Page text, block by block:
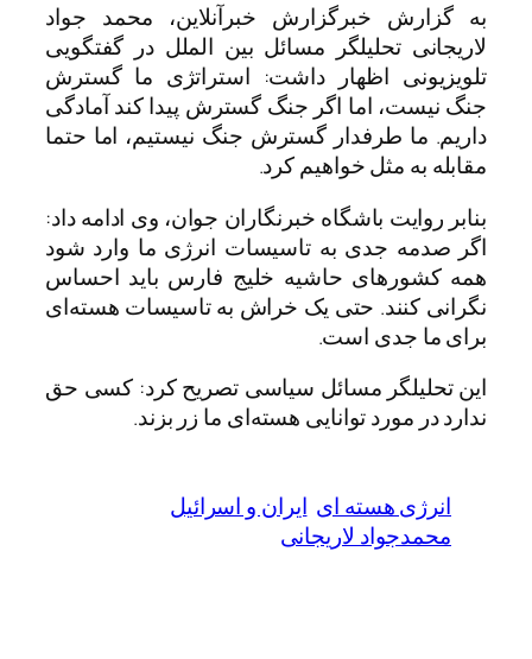
به گزارش خبرگزارش خبرآنلاین، محمد جواد
لاریجانی تحلیلگر مسائل بین الملل در گفتگویی
تلویزیونی اظهار داشت: استراتژی ما گسترش
جنگ نیست، اما اگر جنگ گسترش پیدا کند آمادگی
داریم. ما طرفدار گسترش جنگ نیستیم، اما حتما
مقابله به مثل خواهیم کرد.
بنابر روایت باشگاه خبرنگاران جوان، وی ادامه داد:
اگر صدمه جدی به تاسیسات انرژی ما وارد شود
همه کشورهای حاشیه خلیج فارس باید احساس
نگرانی کنند. حتی یک خراش به تاسیسات هسته‌ای
برای ما جدی است.
این تحلیلگر مسائل سیاسی تصریح کرد: کسی حق
ندارد در مورد توانایی هسته‌ای ما زر بزند.
انرژی هسته ای ایران و اسرائیل
محمدجواد لاریجانی